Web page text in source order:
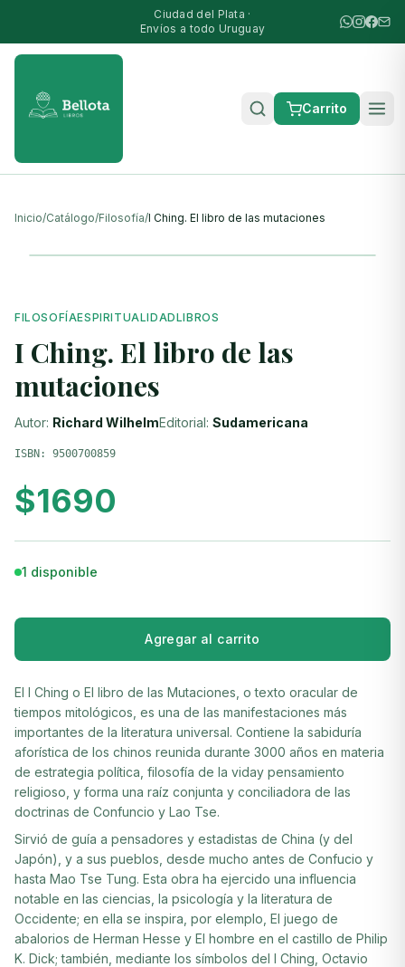
Ciudad del Plata ·
Envíos a todo Uruguay
Carrito
Inicio/Catálogo/Filosofía/I Ching. El libro de las mutaciones
FILOSOFÍAESPIRITUALIDADLIBROS
I Ching. El libro de las
mutaciones
Autor: Richard WilhelmEditorial: Sudamericana
ISBN: 9500700859
$1690
1 disponible
Agregar al carrito
El I Ching o El libro de las Mutaciones, o texto oracular de
tiempos mitológicos, es una de las manifestaciones más
importantes de la literatura universal. Contiene la sabiduría
aforística de los chinos reunida durante 3000 años en materia
de estrategia política, filosofía de la viday pensamiento
religioso, y forma una raíz conjunta y conciliadora de las
doctrinas de Confuncio y Lao Tse.
Sirvió de guía a pensadores y estadistas de China (y del
Japón), y a sus pueblos, desde mucho antes de Confucio y
hasta Mao Tse Tung. Esta obra ha ejercido una influencia
notable en las ciencias, la psicología y la literatura de
Occidente; en ella se inspira, por elemplo, El juego de
abalorios de Herman Hesse y El hombre en el castillo de Philip
K. Dick; también, mediante los símbolos del I Ching, Octavio